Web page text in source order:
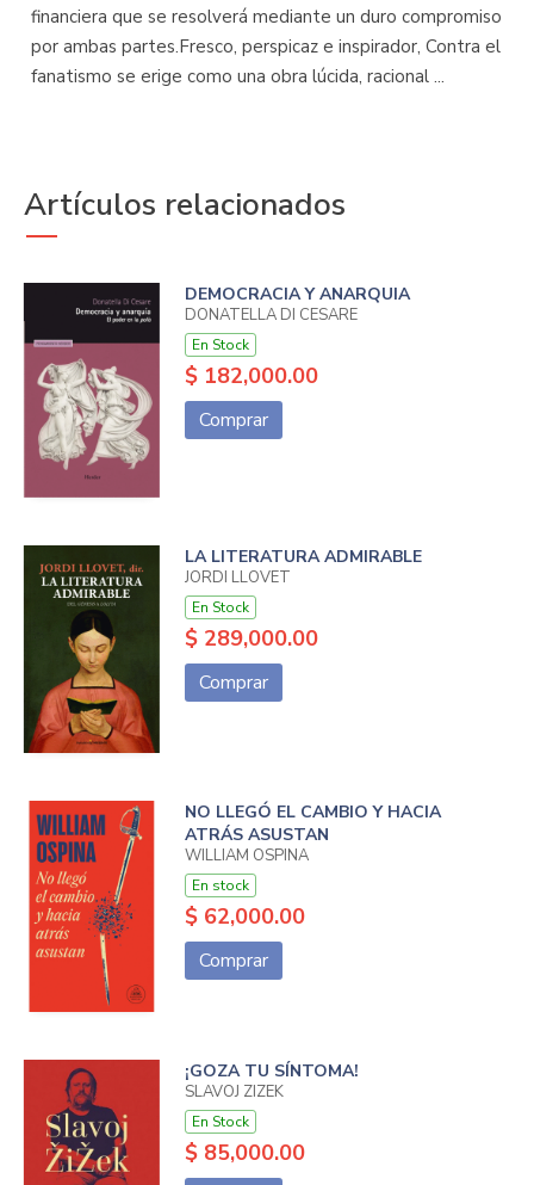
financiera que se resolverá mediante un duro compromiso
por ambas partes.Fresco, perspicaz e inspirador, Contra el
fanatismo se erige como una obra lúcida, racional ...
Artículos relacionados
DEMOCRACIA Y ANARQUIA
DONATELLA DI CESARE
En Stock
$ 182,000.00
Comprar
LA LITERATURA ADMIRABLE
JORDI LLOVET
En Stock
$ 289,000.00
Comprar
NO LLEGÓ EL CAMBIO Y HACIA
ATRÁS ASUSTAN
WILLIAM OSPINA
En stock
$ 62,000.00
Comprar
¡GOZA TU SÍNTOMA!
SLAVOJ ZIZEK
En Stock
$ 85,000.00